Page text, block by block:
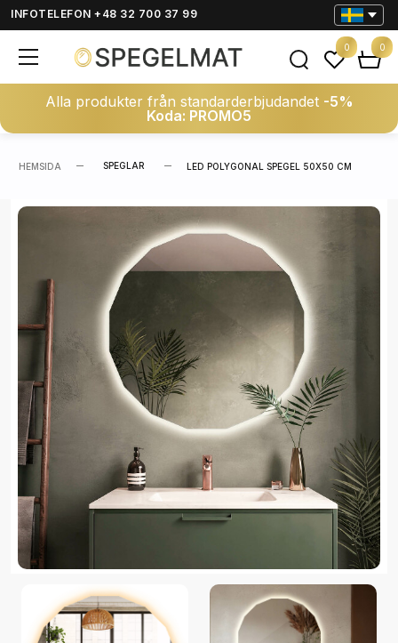
INFOTELEFON +48 32 700 37 99
Alla produkter från standarderbjudandet -5%
Koda: PROMO5
0 0
HEMSIDA SPEGLAR LED POLYGONAL SPEGEL 50X50 CM